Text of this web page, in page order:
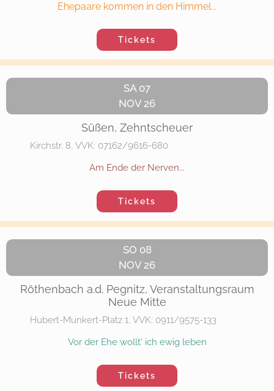
Ehepaare kommen in den Himmel...
Tickets
SA 07
NOV 26
Süßen, Zehntscheuer
Kirchstr. 8, VVK: 07162/9616-680
Am Ende der Nerven...
Tickets
SO 08
NOV 26
Röthenbach a.d. Pegnitz, Veranstaltungsraum
Neue Mitte
Hubert-Munkert-Platz 1, VVK: 0911/9575-133
Vor der Ehe wollt' ich ewig leben
Tickets